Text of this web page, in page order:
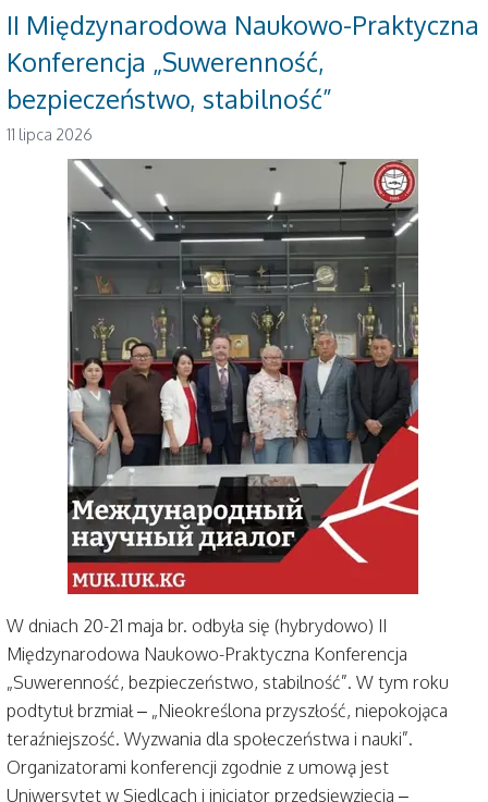
II Międzynarodowa Naukowo-Praktyczna
Konferencja „Suwerenność,
bezpieczeństwo, stabilność”
11 lipca 2026
W dniach 20-21 maja br. odbyła się (hybrydowo) II
Międzynarodowa Naukowo-Praktyczna Konferencja
„Suwerenność, bezpieczeństwo, stabilność”. W tym roku
podtytuł brzmiał – „Nieokreślona przyszłość, niepokojąca
teraźniejszość. Wyzwania dla społeczeństwa i nauki”.
Organizatorami konferencji zgodnie z umową jest
Uniwersytet w Siedlcach i inicjator przedsięwzięcia –